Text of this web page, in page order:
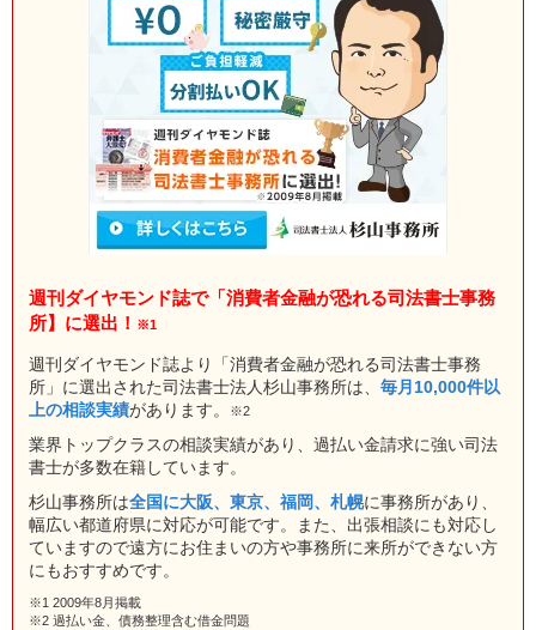
週刊ダイヤモンド誌で「消費者金融が恐れる司法書士事務
所】に選出！ ※1
週刊ダイヤモンド誌より「消費者金融が恐れる司法書士事務
所」に選出された司法書士法人杉山事務所は、 毎月10,000件以
上の相談実績があります。 ※2
業界トップクラスの相談実績があり、過払い金請求に強い司法
書士が多数在籍しています。
杉山事務所は全国に大阪、東京、福岡、札幌に事務所があり、
幅広い都道府県に対応が可能です。また、出張相談にも対応し
ていますので遠方にお住まいの方や事務所に来所ができない方
にもおすすめです。
※1 2009年8月掲載
※2 過払い金、債務整理含む借金問題